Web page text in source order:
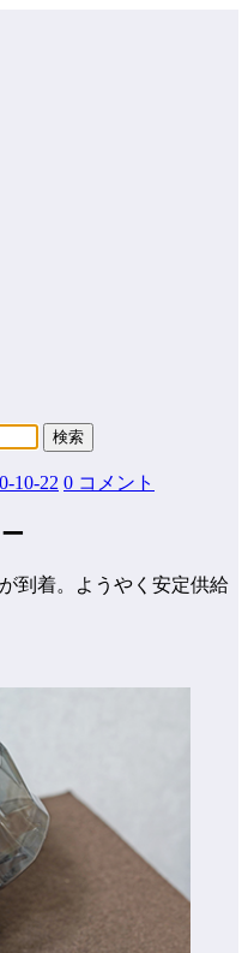
10-22 0 コメント
到着。ようやく安定供給